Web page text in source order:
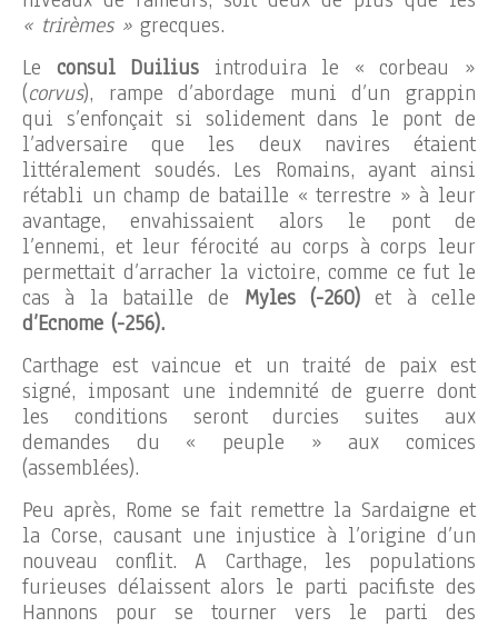
« trirèmes » grecques.
Le consul Duilius introduira le « corbeau »
(corvus), rampe d’abordage muni d’un grappin
qui s’enfonçait si solidement dans le pont de
l’adversaire que les deux navires étaient
littéralement soudés. Les Romains, ayant ainsi
rétabli un champ de bataille « terrestre » à leur
avantage, envahissaient alors le pont de
l’ennemi, et leur férocité au corps à corps leur
permettait d’arracher la victoire, comme ce fut le
cas à la bataille de Myles (-260) et à celle
d’Ecnome (-256).
Carthage est vaincue et un traité de paix est
signé, imposant une indemnité de guerre dont
les conditions seront durcies suites aux
demandes du « peuple » aux comices
(assemblées).
Peu après, Rome se fait remettre la Sardaigne et
la Corse, causant une injustice à l’origine d’un
nouveau conflit. A Carthage, les populations
furieuses délaissent alors le parti pacifiste des
Hannons pour se tourner vers le parti des